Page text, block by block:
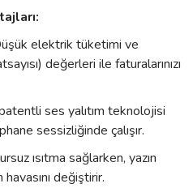
elektrik tüketimi ve
değerleri ile faturalarınızı
ses yalıtım teknolojisi
sessizliğinde çalışır.
ısıtma sağlarken, yazın
değiştirir.